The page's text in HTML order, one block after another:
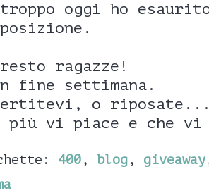
oggi ho
ragazze!
fine settimana.
o riposate...
più vi piace e che
400 , blog , giveaway